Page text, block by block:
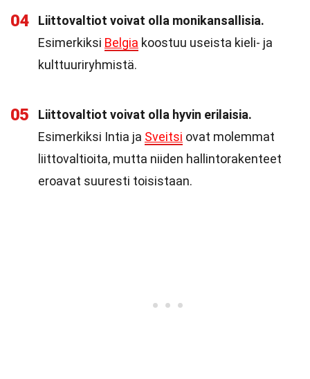
04
Liittovaltiot voivat olla monikansallisia.
Esimerkiksi Belgia koostuu useista kieli- ja
kulttuuriryhmistä.
05
Liittovaltiot voivat olla hyvin erilaisia.
Esimerkiksi Intia ja Sveitsi ovat molemmat
liittovaltioita, mutta niiden hallintorakenteet
eroavat suuresti toisistaan.